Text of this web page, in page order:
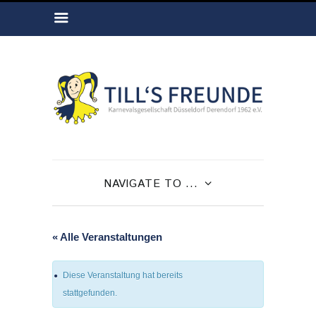
NAVIGATE TO ...
« Alle Veranstaltungen
Diese Veranstaltung hat bereits
stattgefunden.